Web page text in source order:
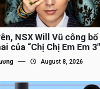
NSX Will Vũ công
của “Chị Chị Em Em 3″
August 8, 2026